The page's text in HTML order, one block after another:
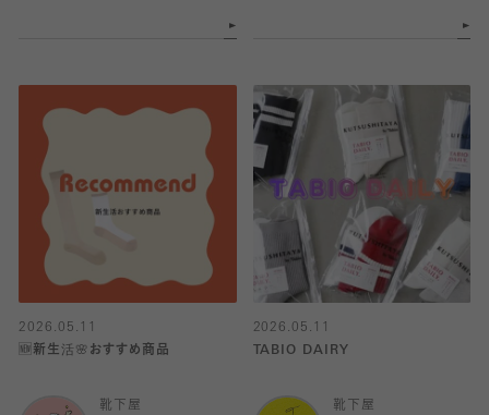
2026.05.11
🆕新生活🌸おすすめ商品
靴下屋
2026.05.11
TABIO DAIRY
靴下屋